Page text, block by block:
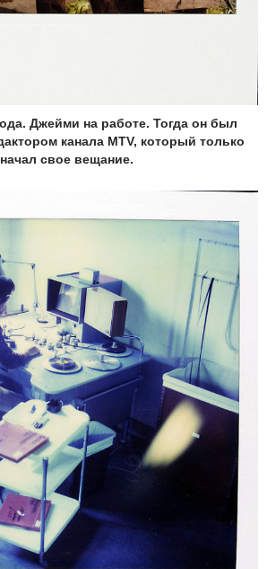
Джейми на работе. Тогда он был
канала MTV, который только
начал свое вещание.